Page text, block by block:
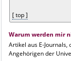
[ top ]
Warum werden mir
Artikel aus E-
Angehörigen der